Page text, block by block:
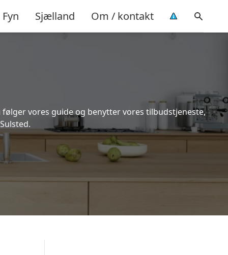
Fyn Sjælland Om / kontakt
vores guide og benytter vores tilbudstjeneste,